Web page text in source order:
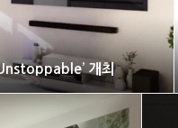
개최